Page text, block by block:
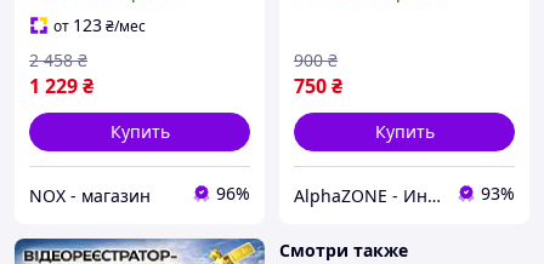
от 123₴/мес
1 229₴
2 458 ₴
Купить
NOX - магазин 96%
750₴
900 ₴
Купить
AlphaZONE - Интернет гипермаркет 93%
Смотри также